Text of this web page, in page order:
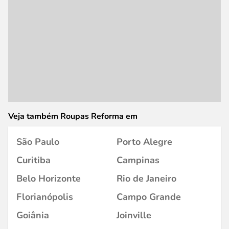
Veja também Roupas Reforma em
São Paulo
Porto Alegre
Curitiba
Campinas
Belo Horizonte
Rio de Janeiro
Florianópolis
Campo Grande
Goiânia
Joinville